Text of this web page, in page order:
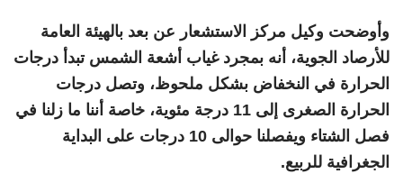
وأوضحت وكيل مركز الاستشعار عن بعد بالهيئة العامة
للأرصاد الجوية، أنه بمجرد غياب أشعة الشمس تبدأ درجات
الحرارة في النخفاض بشكل ملحوظ، وتصل درجات
الحرارة الصغرى إلى 11 درجة مئوية، خاصة أننا ما زلنا في
فصل الشتاء ويفصلنا حوالى 10 درجات على البداية
الجغرافية للربيع.